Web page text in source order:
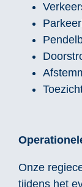
Onze
tijdens het